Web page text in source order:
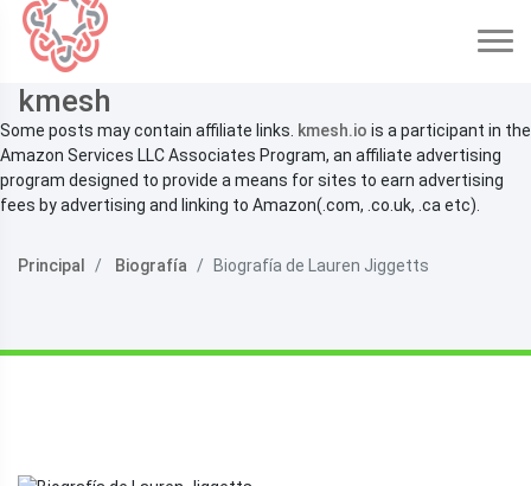
kmesh
Some posts may contain affiliate links. kmesh.io is a participant in the
Amazon Services LLC Associates Program, an affiliate advertising
program designed to provide a means for sites to earn advertising
fees by advertising and linking to Amazon(.com, .co.uk, .ca etc).
Principal Biografía Biografía de Lauren Jiggetts